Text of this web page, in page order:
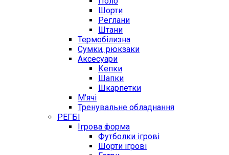
Шорти
Реглани
Штани
Термобілизна
Сумки, рюкзаки
Аксесуари
Кепки
Шапки
Шкарпетки
М'ячі
Тренувальне обладнання
РЕГБІ
Ігрова форма
Футболки ігрові
Шорти ігрові